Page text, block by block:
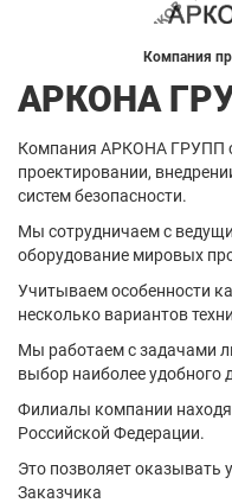
Компания
АРКОНА
Компания АРКОНА ГРУПП
проектировании,
систем безопасности.
Мы сотрудничаем с
оборудование мировых
Учитываем особенности
несколько вариантов
Мы работаем с задачами
выбор наиболее удобного
Филиалы компании
Российской Федерации.
Это позволяет оказывать
Заказчика